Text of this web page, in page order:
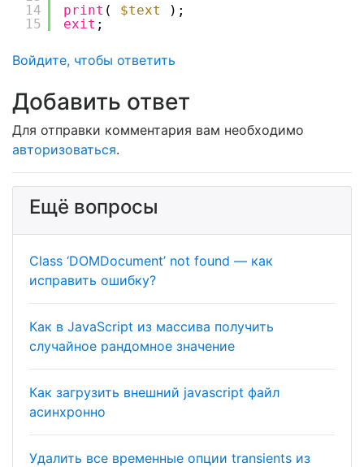
14
15
print ( $text
);
exit ;
Войдите, чтобы ответить
Для отправки комментария вам необходимо
авторизоваться.
Ещё вопросы
Class ‘DOMDocument’ not found — как
исправить ошибку?
Как в JavaScript из массива получить
случайное рандомное значение
Как загрузить внешний javascript файл
асинхронно
Удалить все временные опции transients из